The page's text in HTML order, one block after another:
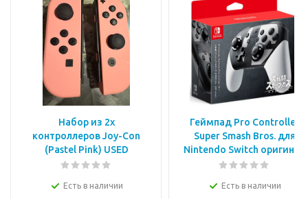
Набор из 2х
контроллеров Joy-Con
(Pastel Pink) USED
Есть в наличии
Геймпад Pro Controller
Super Smash Bros. для
Nintendo Switch оригинал
Есть в наличии